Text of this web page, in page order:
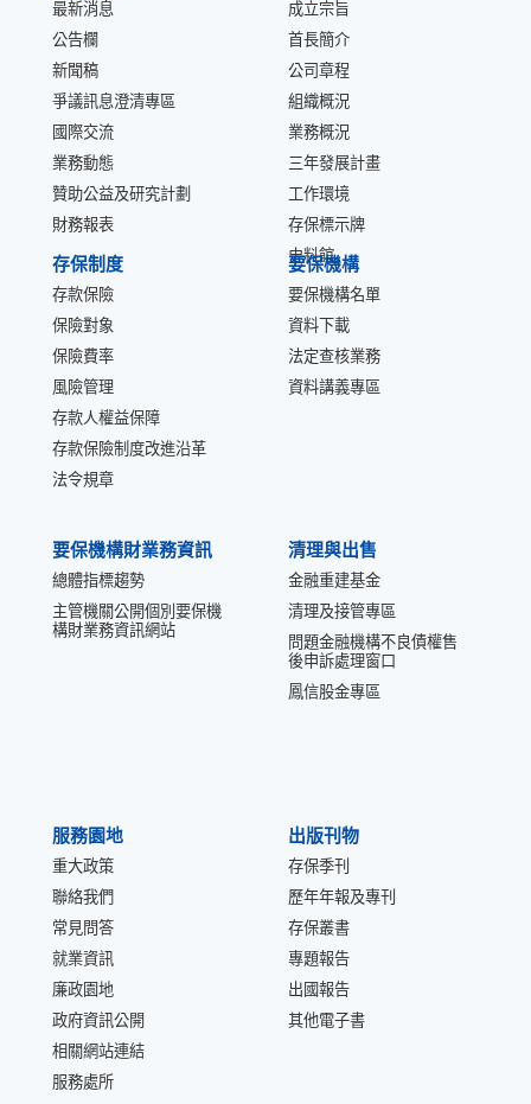
最新消息
公告欄
新聞稿
爭議訊息澄清專區
國際交流
業務動態
贊助公益及研究計劃
財務報表
成立宗旨
首長簡介
公司章程
組織概況
業務概況
三年發展計畫
工作環境
存保標示牌
史料館
存保制度
存款保險
保險對象
保險費率
風險管理
存款人權益保障
存款保險制度改進沿革
法令規章
要保機構
要保機構名單
資料下載
法定查核業務
資料講義專區
要保機構財業務資訊
總體指標趨勢
主管機關公開個別要保機
構財業務資訊網站
清理與出售
金融重建基金
清理及接管專區
問題金融機構不良債權售
後申訴處理窗口
鳳信股金專區
服務園地
重大政策
聯絡我們
常見問答
就業資訊
廉政園地
政府資訊公開
相關網站連結
服務處所
出版刊物
存保季刊
歷年年報及專刊
存保叢書
專題報告
出國報告
其他電子書